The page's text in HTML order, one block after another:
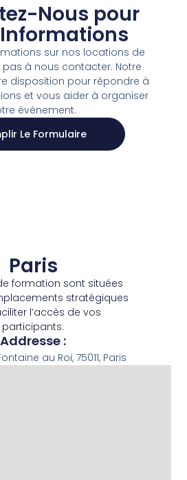
Nous pour
sur nos locations de
pas à nous contacter. Notre
disposition pour répondre à
et vous aider à organiser
événement.
Le Formulaire
Paris
formation sont situées
stratégiques
l’accès de vos
participants.
Addresse :
au Roi, 75011, Paris